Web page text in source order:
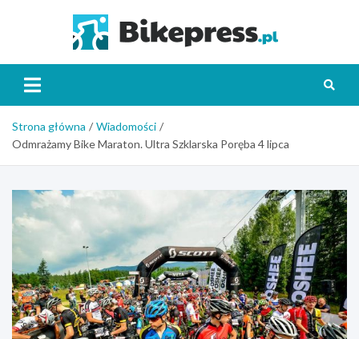
Strona główna
Wiadomości
Odmrażamy Bike Maraton. Ultra Szklarska Poręba 4 lipca